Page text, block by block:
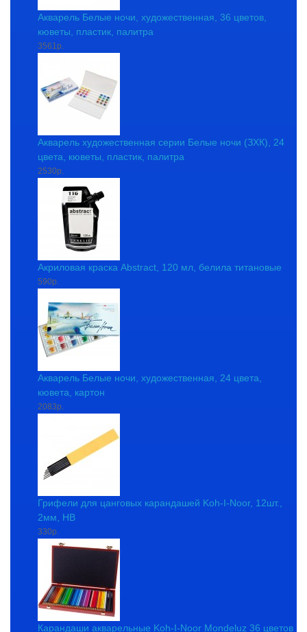
Акварель Белые ночи, художественная, 36 цветов,
кюветы, пластик, палитра
3561р.
Акварель художественная серии Белые ночи (ЗХК), 24
цвета, кюветы, пластик, палитра
2530р.
Акриловая краска Abstract, 120 мл, белила титановые
590р.
Акварель Белые ночи, художественная, 24 цвета,
кювета, картон
2083р.
Грифели для цанговых карандашей Koh-I-Noor, 12шт.,
2мм, HB
330р.
Карандаши акварельные Koh-I-Noor Mondeluz 36 цветов